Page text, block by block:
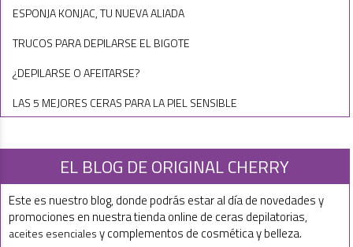
ESPONJA KONJAC, TU NUEVA ALIADA
TRUCOS PARA DEPILARSE EL BIGOTE
¿DEPILARSE O AFEITARSE?
LAS 5 MEJORES CERAS PARA LA PIEL SENSIBLE
EL BLOG DE ORIGINAL CHERRY
Este es nuestro blog, donde podrás estar al día de novedades y
promociones en nuestra tienda online de ceras depilatorias,
aceites esencialesy complementos de cosmética y belleza.